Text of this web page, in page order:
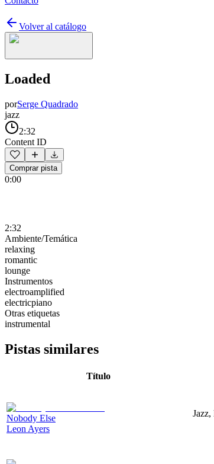
Volver al catálogo
Loaded
porSerge Quadrado
jazz
2:32
Content ID
Comprar pista
0:00
2:32
Ambiente/Temática
relaxing
romantic
lounge
Instrumentos
electroamplified
electricpiano
Otras etiquetas
instrumental
Pistas similares
Título
Nobody Else
Leon Ayers